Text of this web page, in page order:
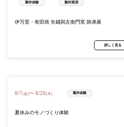
製作体験 製作実演
伊万里・有田焼 矢鋪與左衛門窯 師弟展
詳しく見る
8/7(金)〜 8/20(木) 製作体験
夏休みのモノづくり体験